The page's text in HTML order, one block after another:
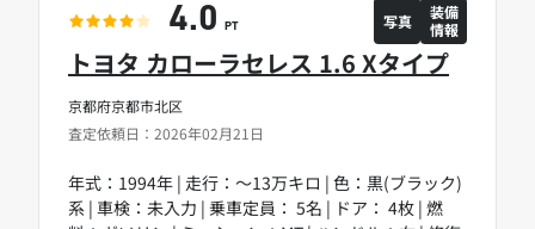
京都府京都市北区
査定依頼日：2026年02月21日
トヨタ カローラセレス 1.6 Xタイプ
年式：1994年 | 走行：～13万キロ | 色：黒(ブラック)
系 | 車検：未入力 | 乗車定員： 5名 | ドア： 4枚 | 燃
4.0 PT 写真
装備
情報